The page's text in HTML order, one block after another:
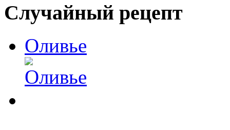
Случайный рецепт
Оливье